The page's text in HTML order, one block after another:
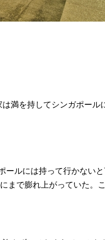
満を持してシンガポール
ールには持って行かない
にまで膨れ上がっていた。